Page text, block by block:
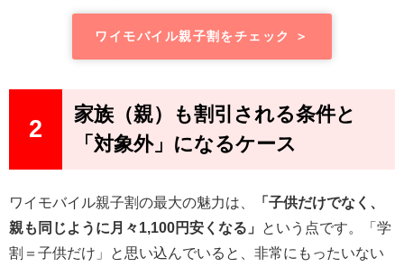
ワイモバイル親子割をチェック ＞
2
家族（親）も割引される条件と
「対象外」になるケース
ワイモバイル親子割の最大の魅力は、
「子供だけでなく、
親も同じように月々1,100円安くなる」
という点です。「学
割＝子供だけ」と思い込んでいると、非常にもったいない